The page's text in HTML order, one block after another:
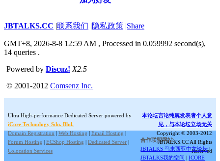
JBTALKS.CC |联系我们 |隐私政策 |Share
GMT+8, 2026-8-8 12:59 AM , Processed in 0.059992 second(s),
14 queries .
Powered by Discuz! X2.5
© 2001-2012 Comsenz Inc.
Ultra High-performance Dedicated Server powered by
iCore Technology Sdn. Bhd.
Domain Registration | Web Hosting | Email Hosting |
Forum Hosting | ECShop Hosting | Dedicated Server |
Colocation Services
本论坛言论纯属发表者个人意
见，与本论坛立场无关
Copyright © 2003-2012
JBTALKS.CC All Rights
Reserved
合作联盟网站:
JBTALKS 马来西亚中文论坛 |
JBTALKS我的空间 |ICORE